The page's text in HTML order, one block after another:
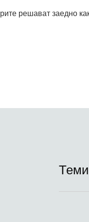
решават заедно